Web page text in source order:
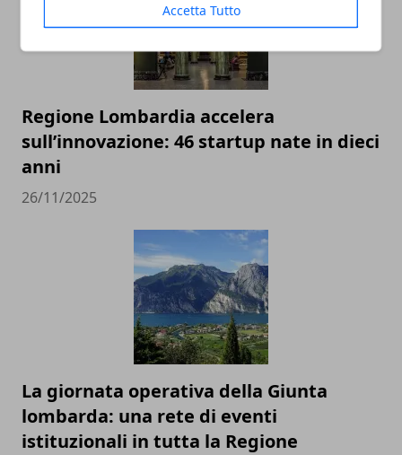
Accetta Tutto
Regione Lombardia accelera
sull’innovazione: 46 startup nate in dieci
anni
26/11/2025
La giornata operativa della Giunta
lombarda: una rete di eventi
istituzionali in tutta la Regione